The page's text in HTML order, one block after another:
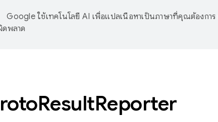
Google ใช้เทคโนโลยี AI เพื่อแปลเนื้อหาเป็นภาษาที่คุณต้องการ
พลาด
ResultReporter